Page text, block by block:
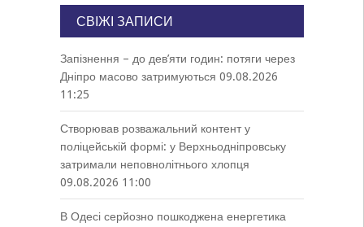
СВІЖІ ЗАПИСИ
Запізнення – до дев’яти годин: потяги через
Дніпро масово затримуються 09.08.2026
11:25
Створював розважальний контент у
поліцейській формі: у Верхньодніпровську
затримали неповнолітнього хлопця
09.08.2026 11:00
В Одесі серйозно пошкоджена енергетика